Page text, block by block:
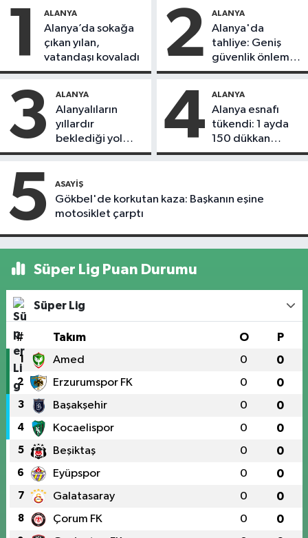
1 ALANYA
Alanya’da sokağa
çıkan yılan,
vatandaşı kovaladı
2 ALANYA
Alanya'da
tahliye: Geniş
güvenlik önlemi
alındı
3 ALANYA
Alanyalıların
yıllardır
beklediği yol
askıdan döndü
4 ALANYA
Alanya esnafı
tükendi: 1 ayda
150 dükkan
kapandı
5 ASAYIŞ
Gökbel'de korkutan kaza: Başkanın eşine
motosiklet çarptı
Süper Lig Puan Durumu
Süper Lig
# Takım O P
1 Amed 0 0
2 Erzurumspor FK 0 0
3 Başakşehir 0 0
4 Kocaelispor 0 0
5 Beşiktaş 0 0
6 Eyüpspor 0 0
7 Galatasaray 0 0
8 Çorum FK 0 0